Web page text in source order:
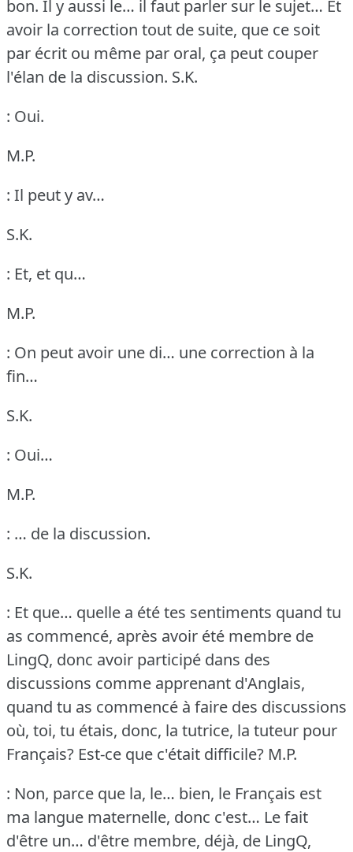
bon. Il y aussi le… il faut parler sur le sujet… Et
avoir la correction tout de suite, que ce soit
par écrit ou même par oral, ça peut couper
l'élan de la discussion. S.K.
: Oui.
M.P.
: Il peut y av…
S.K.
: Et, et qu…
M.P.
: On peut avoir une di… une correction à la
fin…
S.K.
: Oui…
M.P.
: … de la discussion.
S.K.
: Et que… quelle a été tes sentiments quand tu
as commencé, après avoir été membre de
LingQ, donc avoir participé dans des
discussions comme apprenant d'Anglais,
quand tu as commencé à faire des discussions
où, toi, tu étais, donc, la tutrice, la tuteur pour
Français? Est-ce que c'était difficile? M.P.
: Non, parce que la, le… bien, le Français est
ma langue maternelle, donc c'est… Le fait
d'être un… d'être membre, déjà, de LingQ,